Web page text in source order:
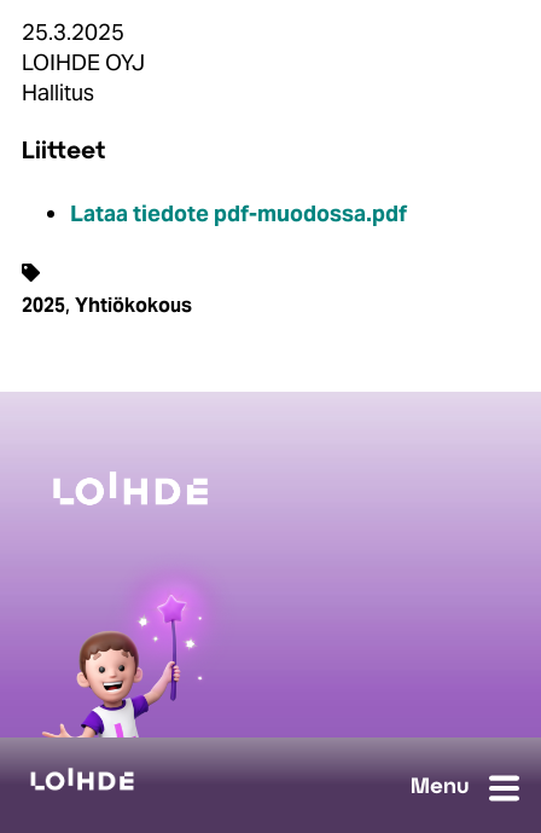
25.3.2025
LOIHDE OYJ
Hallitus
Liitteet
Lataa tiedote pdf-muodossa.pdf
2025, Yhtiökokous